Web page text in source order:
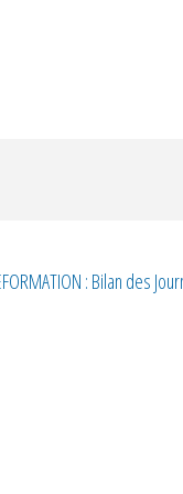
: Bilan des